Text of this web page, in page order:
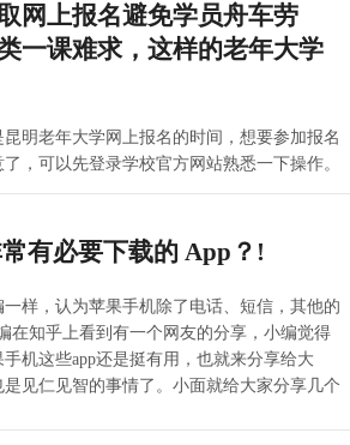
网上报名避免学员舟车劳
一课难求，这样的老年大学
明老年大学网上报名的时间，想要参加报名
，可以先登录学校官方网站熟悉一下操作。
有必要下载的 App？!
样，认为苹果手机除了电话、短信，其他的
在知乎上看到有一个网友的分享，小编觉得
机这些app还是挺有用，也就来分享给大
见仁见智的事情了。小面就给大家分享几个